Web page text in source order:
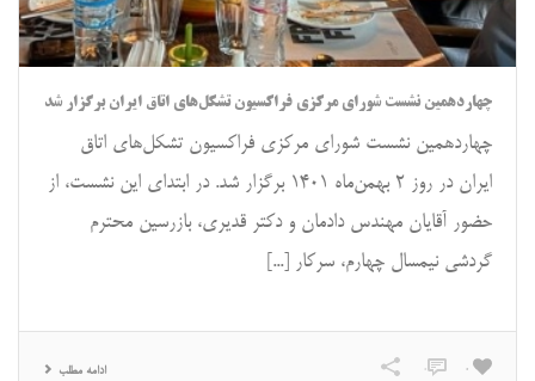
چهاردهمین نشست شورای مرکزی فراکسیون تشکل‌های اتاق ایران برگزار شد
چهاردهمین نشست شورای مرکزی فراکسیون تشکل‌های اتاق
ایران در روز ۲ بهمن‌ماه ۱۴۰۱ برگزار شد. در ابتدای این نشست، از
حضور آقایان مهندس دادمان و دکتر قدیری، بازرسین محترم
گردشی نیمسال چهارم، سرکار [...]
ادامه مطلب 0
0